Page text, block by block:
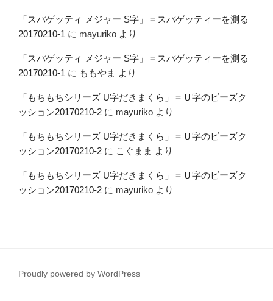
「スパゲッティ メジャー S字」＝スパゲッティーを測る
20170210-1 に mayuriko より
「スパゲッティ メジャー S字」＝スパゲッティーを測る
20170210-1 に ももやま より
「もちもちシリーズ U字だきまくら」＝Ｕ字のビーズク
ッション20170210-2 に mayuriko より
「もちもちシリーズ U字だきまくら」＝Ｕ字のビーズク
ッション20170210-2 に こぐまま より
「もちもちシリーズ U字だきまくら」＝Ｕ字のビーズク
ッション20170210-2 に mayuriko より
Proudly powered by WordPress